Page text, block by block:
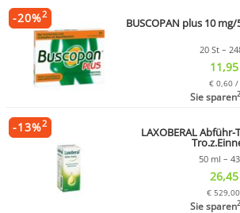
BUSCOPAN plus 10
20 St –
€ 0,60 /
Sie sparen2
-20%2
LAXOBERAL
50 ml –
€
Sie sparen2
-13%2